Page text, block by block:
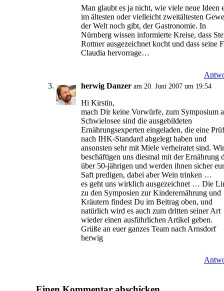
Man glaubt es ja nicht, wie viele neue Ideen
im ältesten oder vielleicht zweitältesten
der Welt noch gibt, der Gastronomie. In
Nürnberg wissen informierte Kreise, dass
Rottner ausgezeichnet kocht und dass seine
Claudia hervorrage…
herwig Danzer am 20. Juni 2007 um 19:54
Hi Kirstin,
mach Dir keine Vorwürfe, zum Symposium
Schwielosee sind die ausgebildeten
Ernährungsexperten eingeladen, die eine
nach IHK-Standard abgelegt haben und
ansonsten sehr mit Miele verheiratet sind.
beschäftigen uns diesmal mit der Ernährung
über 50-jährigen und werden ihnen sicher
Saft predigen, dabei aber Wein trinken …
es geht uns wirklich ausgezeichnet … Die
zu den Symposien zur Kinderernährung und
Kräutern findest Du im Beitrag oben, und
natürlich wird es auch zum dritten seiner Art
wieder einen ausführlichen Artikel geben.
Grüße an euer ganzes Team nach Arnsdorf
herwig